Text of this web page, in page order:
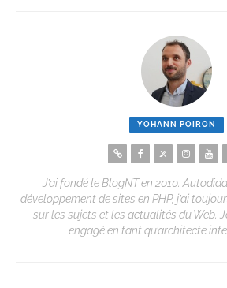
YOHANN POIRON
J’ai fondé le BlogNT en 2010.
développement de sites en PHP, j’ai
sur les sujets et les actualités du Web.
engagé en tant qu’architecte